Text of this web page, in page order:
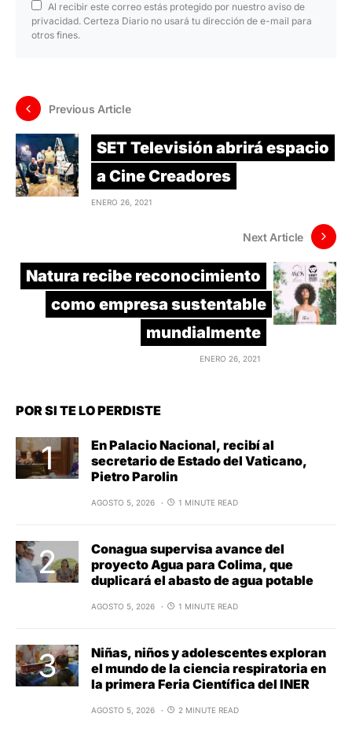
Al recibir este correo estás protegido por nuestro aviso de
privacidad. Certeza Diario no usará tu dirección de e-mail para
otros fines.
Previous Article
SET Televisión abrirá espacio
a Cine Creadores
ENERO 26, 2021
Next Article
Natura recibe reconocimiento
como empresa sustentable
mundialmente
ENERO 26, 2021
POR SI TE LO PERDISTE
En Palacio Nacional, recibí al
secretario de Estado del Vaticano,
Pietro Parolin
AGOSTO 5, 2026 1 MINUTE READ
Conagua supervisa avance del
proyecto Agua para Colima, que
duplicará el abasto de agua potable
AGOSTO 5, 2026 1 MINUTE READ
Niñas, niños y adolescentes exploran
el mundo de la ciencia respiratoria en
la primera Feria Científica del INER
AGOSTO 5, 2026 2 MINUTE READ